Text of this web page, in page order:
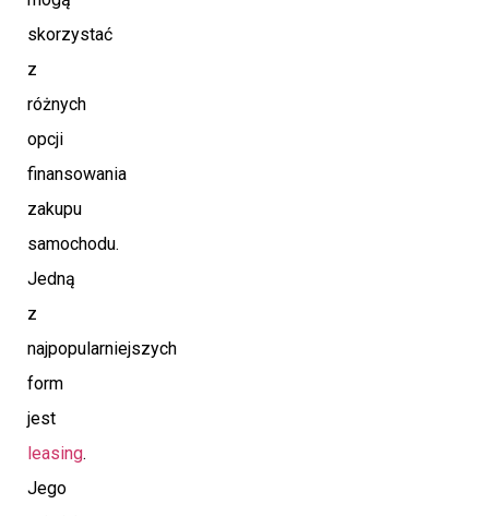
skorzystać
z
różnych
opcji
finansowania
zakupu
samochodu.
Jedną
z
najpopularniejszych
form
jest
leasing.
Jego